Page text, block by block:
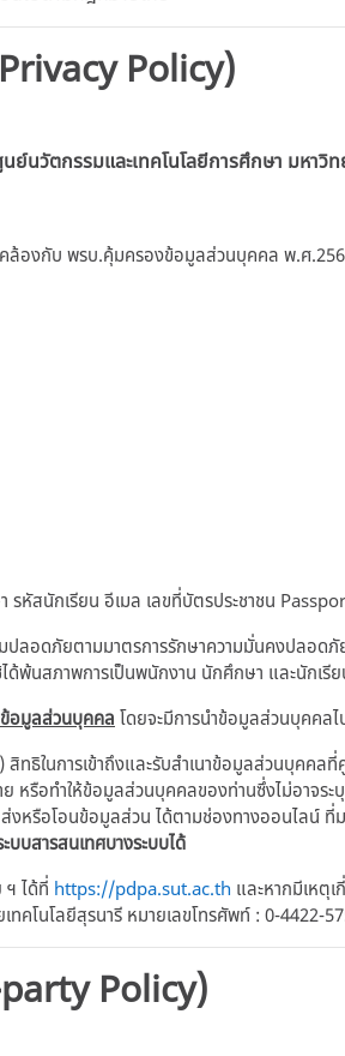
Policy)
ย์นวัตกรรมและเทคโนโลยีการศึกษา มหาวิท
งกับ พรบ.คุ้มครองข้อมูลส่วนบุคคล พ.ศ
นักเรียน อีเมล เลขที่บัตรประชาชน
อดภัยตามมาตรการรักษาความมั่นคงปลอดภั
พ้นสภาพการเป็นพนักงาน นักศึกษา และนักเรีย
ข้อมูลส่วนบุคคล โดยจะมีการนำข้อมูลส่วนบุคคล
การเข้าถึงและรับสำเนาข้อมูลส่วนบุคคลที่ศู
รือทำให้ข้อมูลส่วนบุคคลของท่านซึ่งไม่อาจร
งหรือโอนข้อมูลส่วน ได้ตามช่องทางออนไลน์ ที่
บบสารสนเทศบางระบบได้
ได้ที่ https://pdpa.sut.ac.th และหากมีเหตุ
ทคโนโลยีสุรนารี หมายเลขโทรศัพท์ : 0-
Policy)